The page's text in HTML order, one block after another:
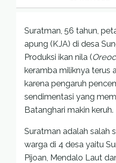
Suratman, 56 tahun,
apung (KJA) di desa
Produksi ikan nila (
keramba miliknya terus
karena pengaruh
sendimentasi yang
Batanghari makin keruh.
Suratman adalah salah
warga di 4 desa yaitu
Pijoan, Mendalo Laut